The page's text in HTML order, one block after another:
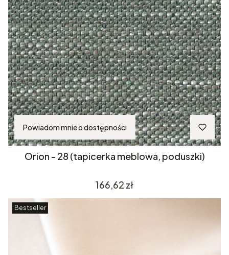
Powiadom mnie o dostępności
Orion - 28 (tapicerka meblowa, poduszki)
Cena
166,62 zł
Bestseller